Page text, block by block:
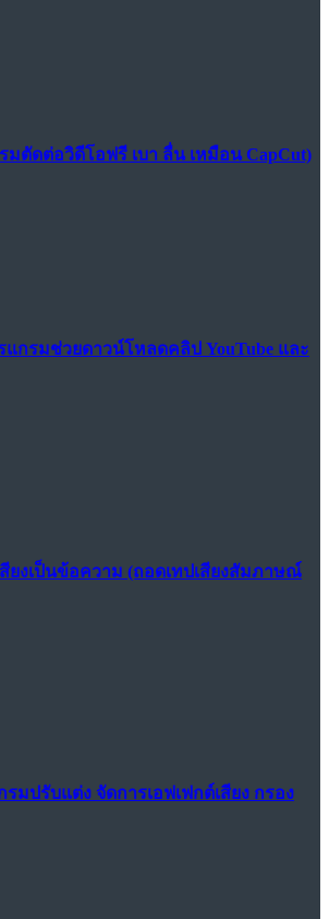
มตัดต่อวิดีโอฟรี เบา ลื่น เหมือน CapCut)
แกรมช่วยดาวน์โหลดคลิป YouTube และ
ยงเป็นข้อความ (ถอดเทปเสียงสัมภาษณ์
รมปรับแต่ง จัดการเอฟเฟกต์เสียง กรอง